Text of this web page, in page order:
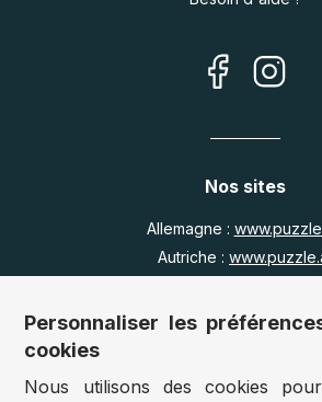
Nos sites
Allemagne :
Autriche :
Royaume Uni :
Accès revendeurs /
Personnaliser les
cookies
Nous utilisons des cookies